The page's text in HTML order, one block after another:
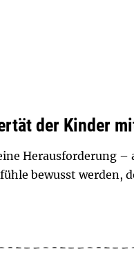
der Kinder
Herausforderung –
bewusst werden,